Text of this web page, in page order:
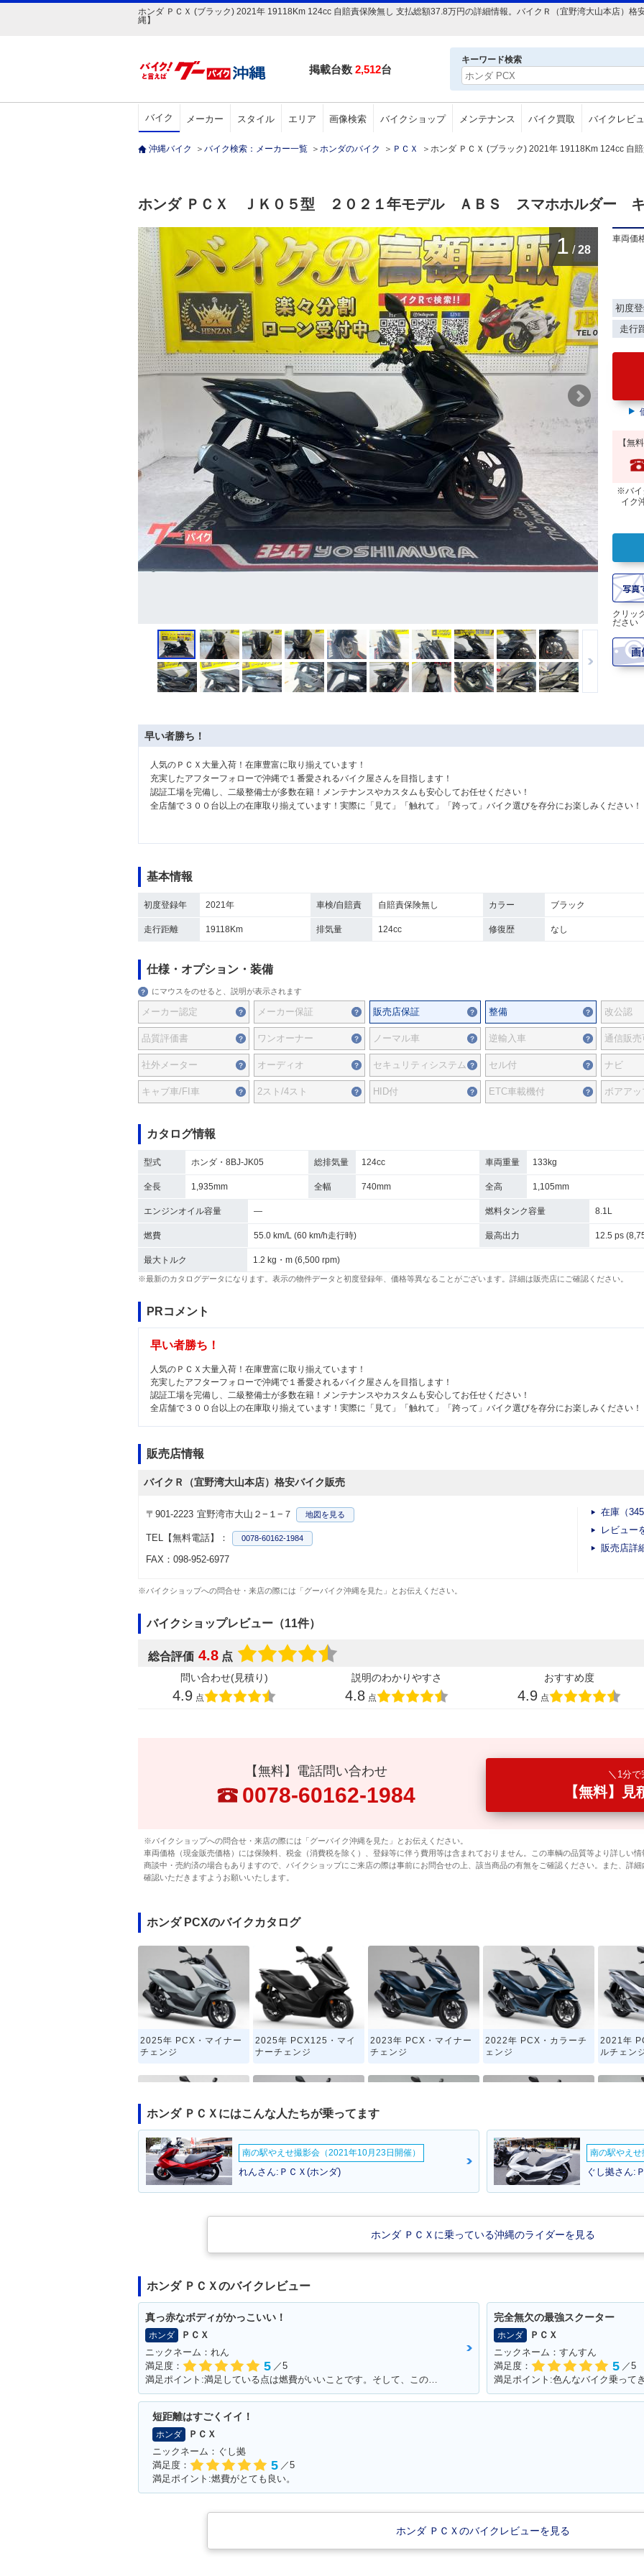
ホンダ ＰＣＸ (ブラック) 2021年 19118Km 124cc 自賠責保険無し 支払総額37.8万円の詳細情報。バイクＲ（宜野湾大山本店）格
縄】
掲載台数 2,512台
キーワード検索
バイク メーカー スタイル エリア 画像検索 バイクショップ メンテナンス バイク買取 バイクレビ
沖縄バイク ＞ バイク検索：メーカー一覧 ＞ ホンダのバイク ＞ ＰＣＸ ＞ ホンダ ＰＣＸ (ブラック) 2021年 19118Km 124cc 自
ホンダ ＰＣＸ ＪＫ０５型 ２０２１年モデル ＡＢＳ スマホホルダー キ
1 / 28
車両価
初度
走行
【無
※バイ
イク
クリッ
ださい
早い者勝ち！
人気のＰＣＸ大量入荷！在庫豊富に取り揃えています！
充実したアフターフォローで沖縄で１番愛されるバイク屋さんを目指します！
認証工場を完備し、二級整備士が多数在籍！メンテナンスやカスタムも安心してお任せください！
全店舗で３００台以上の在庫取り揃えています！実際に「見て」「触れて」「跨って」バイク選びを存分にお楽しみください！
基本情報
初度登録年 2021年 車検/自賠責 自賠責保険無し カラー ブラック
走行距離 19118Km 排気量 124cc 修復歴 なし
仕様・オプション・装備
にマウスをのせると、説明が表示されます
メーカー認定 メーカー保証 販売店保証 整備 改公認
品質評価書 ワンオーナー ノーマル車 逆輸入車 通信販売
社外メーター オーディオ セキュリティシステム セル付 ナビ
キャブ車/FI車 2スト/4スト HID付 ETC車載機付 ボアアッ
カタログ情報
型式 ホンダ・8BJ-JK05 総排気量 124cc 車両重量 133kg
全長 1,935mm 全幅 740mm 全高 1,105mm
エンジンオイル容量 ― 燃料タンク容量 8.1L
燃費 55.0 km/L (60 km/h走行時) 最高出力 12.5 ps
最大トルク 1.2 kg・m (6,500 rpm)
※最新のカタログデータになります。表示の物件データと初度登録年、価格等異なることがございます。詳細は販売店にご確認ください。
PRコメント
早い者勝ち！
人気のＰＣＸ大量入荷！在庫豊富に取り揃えています！
充実したアフターフォローで沖縄で１番愛されるバイク屋さんを目指します！
認証工場を完備し、二級整備士が多数在籍！メンテナンスやカスタムも安心してお任せください！
全店舗で３００台以上の在庫取り揃えています！実際に「見て」「触れて」「跨って」バイク選びを存分にお楽しみください！
販売店情報
バイクＲ（宜野湾大山本店）格安バイク販売
〒901-2223 宜野湾市大山２−１−７ 地図を見る
TEL【無料電話】： 0078-60162-1984
FAX：098-952-6977
在庫（345
レビュー
販売店詳
※バイクショップへの問合せ・来店の際には「グーバイク沖縄を見た」とお伝えください。
バイクショップレビュー（11件）
総合評価 4.8 点
問い合わせ(見積り)
4.9 点
説明のわかりやすさ
4.8 点
おすすめ度
4.9 点
【無料】電話問い合わせ
0078-60162-1984
1分で
【無料】
※バイクショップへの問合せ・来店の際には「グーバイク沖縄を見た」とお伝えください。
車両価格（現金販売価格）には保険料、税金（消費税を除く）、登録等に伴う費用等は含まれておりません。この車輌の品質等より詳しい情
商談中・売約済の場合もありますので、バイクショップにご来店の際は事前にお問合せの上、該当商品の有無をご確認ください。また、詳
確認いただきますようお願いいたします。
ホンダ PCXのバイクカタログ
2025年 PCX・マイナー
チェンジ
2025年 PCX125・マイ
ナーチェンジ
2023年 PCX・マイナー
チェンジ
2022年 PCX・カラーチ
ェンジ
2021年
ルチェン
2020年 PCX・特別・限
定仕様
2018年 PCX・フルモデ
2016年 PCX Special E
dition・特別・限定仕様
2016年
2014年 PCX・フルモデ
ルチェンジ
2012年 PCX Special E
dition・特別・限定仕様
2012年 PCX・マイナー
2010年 PCX・新登場
ホンダ ＰＣＸにはこんな人たちが乗ってます
南の駅やえせ撮影会（2021年10月23日開催）
れんさん:ＰＣＸ(ホンダ)
南の駅やえせ
ぐし拠さん:
ホンダ ＰＣＸに乗っている沖縄のライダーを見る
ホンダ ＰＣＸのバイクレビュー
真っ赤なボディがかっこいい！
ホンダ
ＰＣＸ
ニックネーム：れん
満足度：
5 ／5
満足ポイント:満足している点は燃費がいいことです。そして、この赤色がこだわりポイントです！
完全無欠の最強スクーター
ホンダ
ＰＣＸ
ニックネーム：すんすん
満足度：
5 ／5
短距離はすごくイイ！
ホンダ
ＰＣＸ
ニックネーム：ぐし拠
満足度：
5 ／5
満足ポイント:燃費がとても良い。
ホンダ ＰＣＸのバイクレビューを見る